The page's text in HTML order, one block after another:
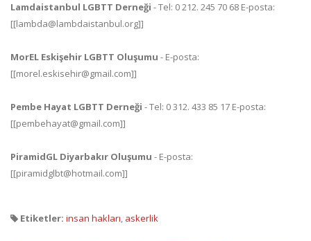
Lamdaistanbul LGBTT Derneği - Tel: 0 212. 245 70 68 E-posta:
[[lambda@lambdaistanbul.org]]
MorEL Eskişehir LGBTT Oluşumu - E-posta:
[[morel.eskisehir@gmail.com]]
Pembe Hayat LGBTT Derneği - Tel: 0 312. 433 85 17 E-posta:
[[pembehayat@gmail.com]]
PiramidGL Diyarbakır Oluşumu - E-posta:
[[piramidglbt@hotmail.com]]
Etiketler: insan hakları, askerlik